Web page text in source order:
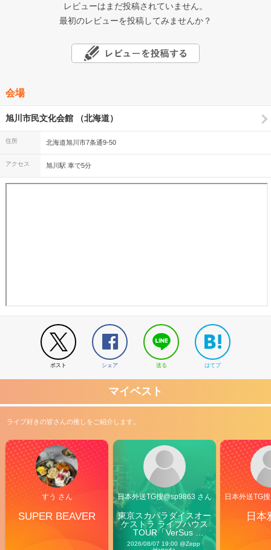
レビューはまだ投稿されていません。
最初のレビューを投稿してみませんか？
会場
旭川市民文化会館 （北海道）
住所 北海道旭川市7条通9-50
アクセス 旭川駅 車で5分
ポスト シェア 送る はてブ
マイベスト
ライブ好きの皆さんの推しをご紹介します。
すう さん
SUPER BEAVER
日本外送TG搜@sp9863 さん
東京スカパラダイスオー
ケストラ ライブハウス
TOUR「VerSus
Carnival」
2026/08/07 19:00 @Zepp
日本外送TG
日本